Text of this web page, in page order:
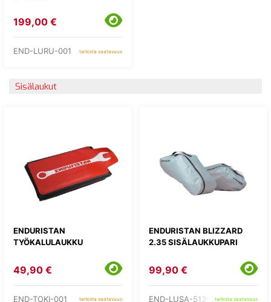
199,00 €
END-LURU-001 tarkista saatavuus
Sisälaukut
ENDURISTAN
TYÖKALULAUKKU
49,90 €
END-TOKI-001 tarkista saatavuus
ENDURISTAN BLIZZARD
2.35 SISÄLAUKKUPARI
99,90 €
END-LUSA-513-35tarkista saatavuus